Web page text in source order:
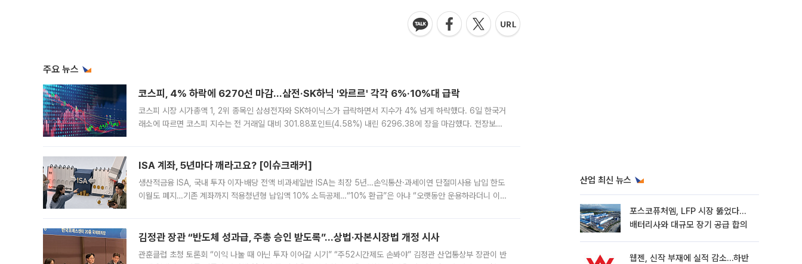
주요 뉴스
코스피, 4% 하락에 6270선 마감…삼전·SK하닉 '와르르' 각각 6%·10%대 급락
코스피 시장 시가총액 1, 2위 종목인 삼성전자와 SK하이닉스가 급락하면서 지수가 4% 넘게 하락했다. 6일 한국거
래소에 따르면 코스피 지수는 전 거래일 대비 301.88포인트(4.58%) 내린 6296.38에 장을 마감했다. 전장보다
ISA 계좌, 5년마다 깨라고요? [이슈크래커]
생산적금융 ISA, 국내 투자 이자·배당 전액 비과세일반 ISA는 최장 5년…손익통산·과세이연 단절미사용 납입 한도
이월도 폐지…기존 계좌까지 적용청년형 납입액 10% 소득공제…“10% 환급”은 아냐 “오랫동안 운용하라더니 이제
김정관 장관 “반도체 성과급, 주총 승인 받도록”…상법·자본시장법 개정 시사
관훈클럽 초청 토론회 “이익 나눌 때 아닌 투자 이어갈 시기” “주52시간제도 손봐야” 김정관 산업통상부 장관이 반
산업 최신 뉴스
포스코퓨처엠, LFP 시장 뚫었다…
배터리사와 대규모 장기 공급 합의
웹젠, 신작 부재에 실적 감소…하반